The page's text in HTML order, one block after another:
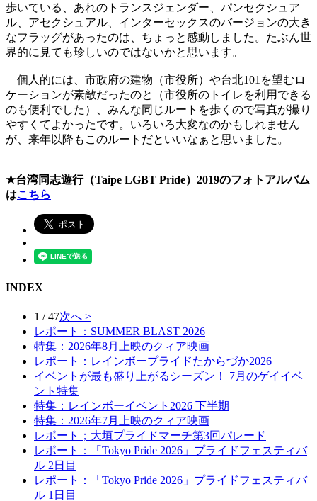
歩いている、あれのトランスジェンダー、パンセクシュア
ル、アセクシュアル、インターセックスのバージョンの大き
なフラッグがあったのは、ちょっと感動しました。たぶん世
界的に見ても珍しいのではないかと思います。
個人的には、市政府の建物（市役所）や台北101を望むロ
ケーションが素敵だったのと（市役所のトイレを利用できる
のも便利でした）、みんな同じルートを歩くので写真が撮り
やすくてよかったです。いろいろ大変なのかもしれません
が、来年以降もこのルートだといいなぁと思いました。
★台湾同志遊行（Taipe LGBT Pride）2019のフォトアルバム
はこちら
INDEX
1 / 47次へ >
レポート：SUMMER BLAST 2026
特集：2026年8月上映のクィア映画
レポート：レインボープライドたからづか2026
イベントが最も盛り上がるシーズン！ 7月のゲイイベ
ント特集
特集：レインボーイベント2026 下半期
特集：2026年7月上映のクィア映画
レポート；大垣プライドマーチ第3回パレード
レポート：「Tokyo Pride 2026」プライドフェスティバ
ル 2日目
レポート：「Tokyo Pride 2026」プライドフェスティバ
ル 1日目